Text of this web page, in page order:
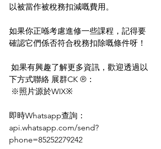
以被當作被稅務扣減嘅費用。
如果你正喺考慮進修一些課程，記得要
確認它們係否符合稅務扣除嘅條件呀！
下方式聯絡 展群CK ®：
※照片源於WIX※
即時Whatsapp查詢：
api.whatsapp.com/send?
phone=85252279242